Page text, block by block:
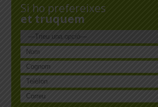
Si ho prefereixes
et truquem